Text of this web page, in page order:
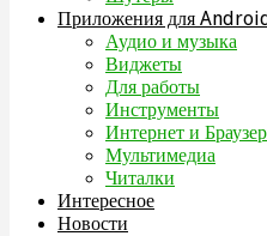
Приложения для
Аудио и музыка
Виджеты
Для работы
Инструменты
Интернет и
Мультимедиа
Читалки
Интересное
Новости